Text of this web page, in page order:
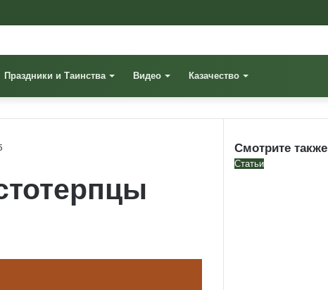
Праздники и Таинства Видео Казачество
Смотрите также
Close
Статьи